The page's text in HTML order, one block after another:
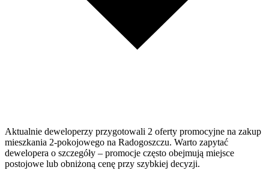
Aktualnie deweloperzy przygotowali 2 oferty promocyjne na zakup
mieszkania 2-pokojowego na Radogoszczu. Warto zapytać
dewelopera o szczegóły – promocje często obejmują miejsce
postojowe lub obniżoną cenę przy szybkiej decyzji.